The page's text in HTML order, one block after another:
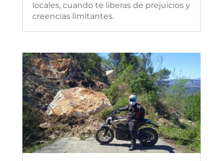
locales, cuando te liberas de prejuicios y
creencias limitantes.